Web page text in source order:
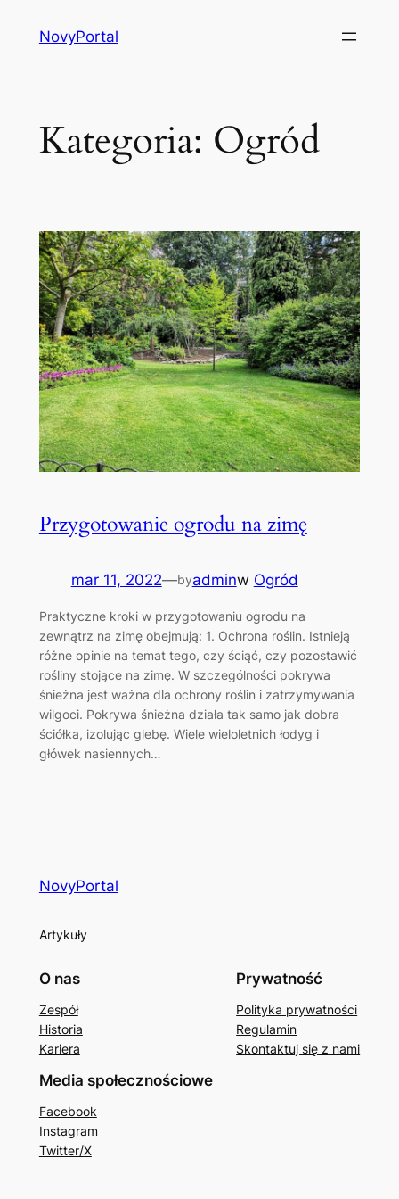
NovyPortal
Kategoria: Ogród
Przygotowanie ogrodu na zimę
mar 11, 2022—byadminw Ogród
Praktyczne kroki w przygotowaniu ogrodu na
zewnątrz na zimę obejmują: 1. Ochrona roślin. Istnieją
różne opinie na temat tego, czy ściąć, czy pozostawić
rośliny stojące na zimę. W szczególności pokrywa
śnieżna jest ważna dla ochrony roślin i zatrzymywania
wilgoci. Pokrywa śnieżna działa tak samo jak dobra
ściółka, izolując glebę. Wiele wieloletnich łodyg i
główek nasiennych…
NovyPortal
Artykuły
O nas
Zespół
Historia
Kariera
Prywatność
Polityka prywatności
Regulamin
Skontaktuj się z nami
Media społecznościowe
Facebook
Instagram
Twitter/X